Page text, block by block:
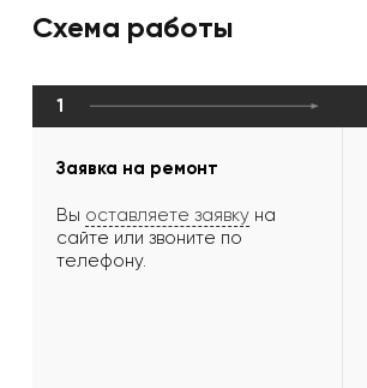
Схема работы
1
Заявка на ремонт
Вы оставляете заявку на
сайте или звоните по
телефону.